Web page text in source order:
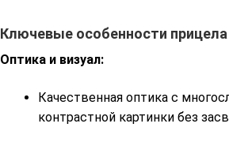
Ключевые особенности
Оптика и визуал:
Качественная оптика с
контрастной картинки без